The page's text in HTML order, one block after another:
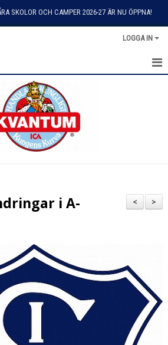
SKOLOR OCH CAMPER 2026-27 ÄR NU ÖPPNA!
LOGGA IN
>
<
i A-